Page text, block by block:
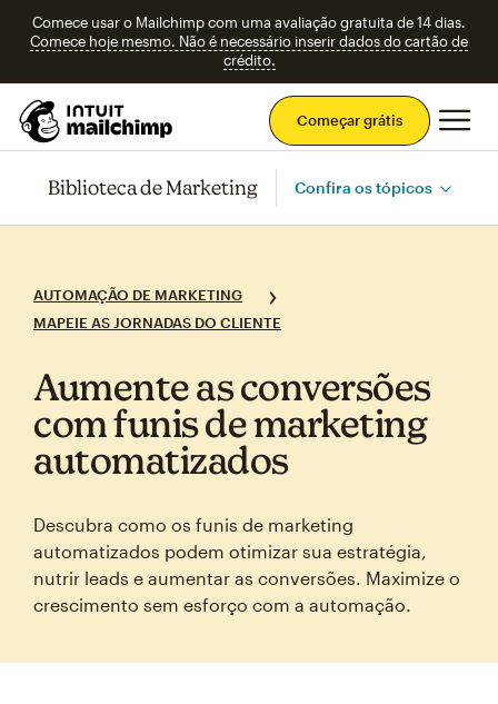
Comece usar o Mailchimp com uma avaliação gratuita de 14 dias.
Comece hoje mesmo. Não é necessário inserir dados do cartão de
crédito.
Começar grátis
Biblioteca de Marketing Confira os tópicos
AUTOMAÇÃO DE MARKETING
MAPEIE AS JORNADAS DO CLIENTE
Aumente as conversões
com funis de marketing
automatizados
Descubra como os funis de marketing
automatizados podem otimizar sua estratégia,
nutrir leads e aumentar as conversões. Maximize o
crescimento sem esforço com a automação.